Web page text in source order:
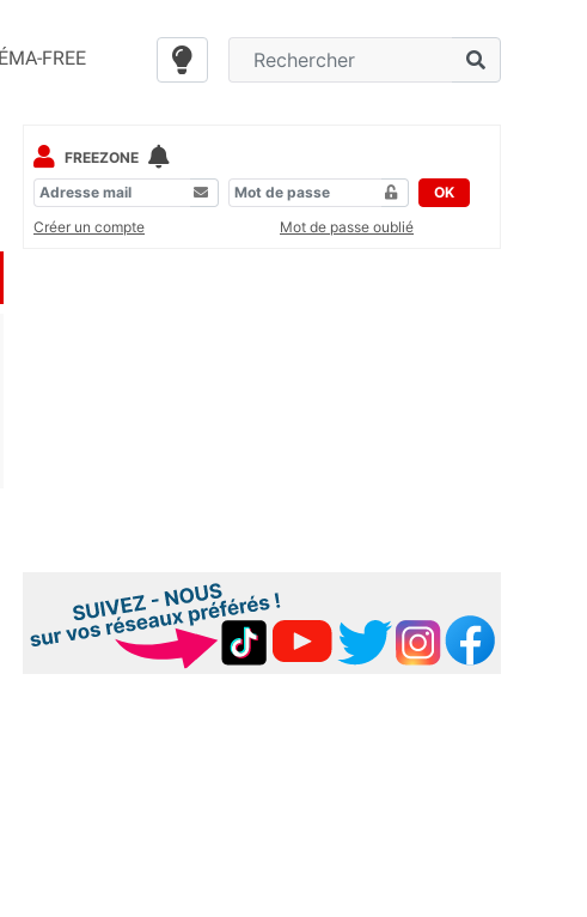
FREE
FREEZONE
OK
Créer un compte
Mot de passe oublié